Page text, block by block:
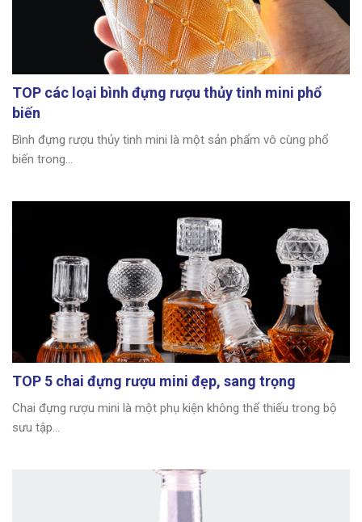
TOP các loại bình đựng rượu thủy tinh mini phổ
biến
Bình đựng rượu thủy tinh mini là một sản phẩm vô cùng phổ
biến trong...
TOP 5 chai đựng rượu mini đẹp, sang trọng
Chai đựng rượu mini là một phụ kiện không thể thiếu trong bộ
sưu tập...